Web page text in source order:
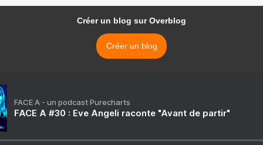
Créer un blog sur Overblog
Créer un blog
FACE A - un podcast Purecharts
FACE A #30 : Eve Angeli raconte "Avant de partir"